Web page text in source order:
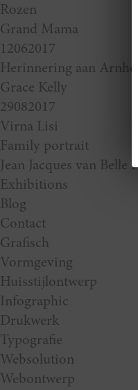
Rozen
Grand Mama
12062017
Herinnering aan
Grace Kelly
29082017
Virna Lisi
Family portrait
Jean Jacques van
Exhibitions
Blog
Contact
Grafisch
Vormgeving
Huisstijlontwerp
Infographic
Drukwerk
Typografie
Websolution
Webontwerp